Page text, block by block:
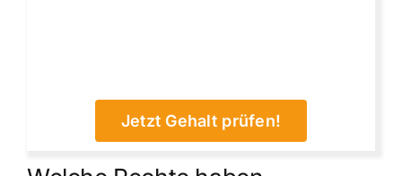
Jetzt Gehalt prüfen!